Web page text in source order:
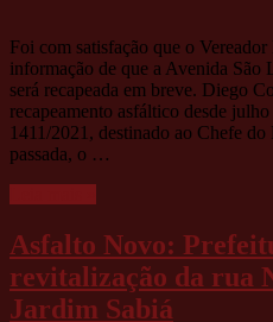
Foi com satisfação que o
informação de que a Avenida
será recapeada em breve. Diego
recapeamento asfáltico desde
1411/2021, destinado ao Chefe
passada, o …
Asfalto Novo:
revitalização da rua
Jardim Sabiá